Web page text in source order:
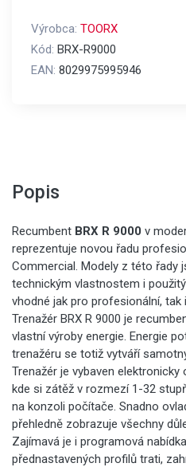
Výrobca: TOORX
Kód: BRX-R9000
EAN: 8029975995946
Popis
Recumbent BRX R 9000 v
reprezentuje novou řadu
Commercial. Modely z této řady
technickým vlastnostem i
vhodné jak pro profesionální, tak
Trenažér BRX R 9000 je
vlastní výroby energie. Energie
trenažéru se totiž vytváří
Trenažér je vybaven elektronicky
kde si zátěž v rozmezí 1-32
na konzoli počítače. Snadno
přehledně zobrazuje všechny
Zajímavá je i programová
přednastavených profilů trati,